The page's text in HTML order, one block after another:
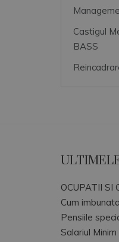
Castigul
BASS
OCUPATII SI
Cum
Pensiile
Salariul